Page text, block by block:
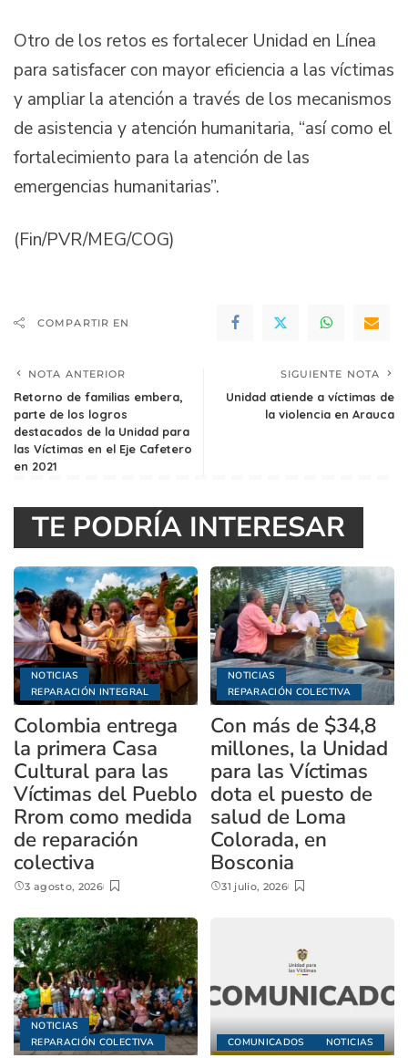
Otro de los retos es fortalecer Unidad en Línea
para satisfacer con mayor eficiencia a las víctimas
y ampliar la atención a través de los mecanismos
de asistencia y atención humanitaria, “así como el
fortalecimiento para la atención de las
emergencias humanitarias”.
(Fin/PVR/MEG/COG)
COMPARTIR EN
NOTA ANTERIOR
Retorno de familias embera,
parte de los logros
destacados de la Unidad para
las Víctimas en el Eje Cafetero
en 2021
SIGUIENTE NOTA
Unidad atiende a víctimas de
la violencia en Arauca
TE PODRÍA INTERESAR
NOTICIAS
REPARACIÓN INTEGRAL
Colombia entrega
la primera Casa
Cultural para las
Víctimas del Pueblo
Rrom como medida
de reparación
colectiva
3 agosto, 2026
NOTICIAS
REPARACIÓN COLECTIVA
Con más de $34,8
millones, la Unidad
para las Víctimas
dota el puesto de
salud de Loma
Colorada, en
Bosconia
31 julio, 2026
NOTICIAS
REPARACIÓN COLECTIVA
COMUNICADOS NOTICIAS